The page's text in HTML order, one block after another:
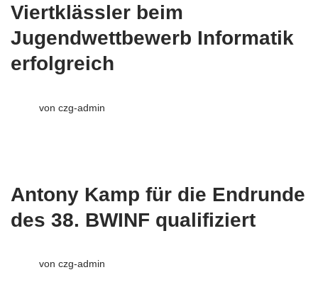
Viertklässler beim
Jugendwettbewerb Informatik
erfolgreich
von czg-admin
Antony Kamp für die Endrunde
des 38. BWINF qualifiziert
von czg-admin